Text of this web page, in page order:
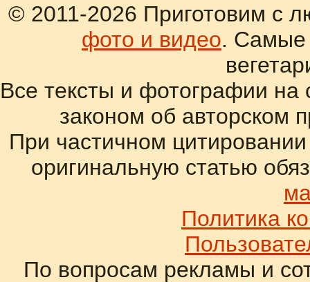
© 2011-2026 Приготовим с
фото и видео. Самые
Все тексты и фотографии
законом об авторском
При частичном
оригинальную статью
Политика
По вопросам рекламы и